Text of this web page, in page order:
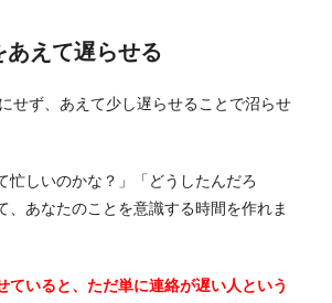
あえて遅らせる
せず、あえて少し遅らせることで沼らせ
忙しいのかな？」「どうしたんだろ
、あなたのことを意識する時間を作れま
ていると、ただ単に連絡が遅い人という